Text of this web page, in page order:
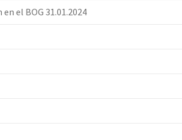
el BOG 31.01.2024